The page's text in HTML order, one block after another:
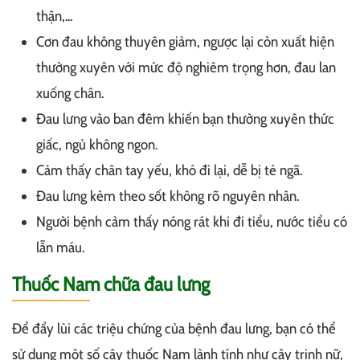
thận,...
Cơn đau không thuyên giảm, ngược lại còn xuất hiện
thường xuyên với mức độ nghiêm trọng hơn, đau lan
xuống chân.
Đau lưng vào ban đêm khiến bạn thường xuyên thức
giấc, ngủ không ngon.
Cảm thấy chân tay yếu, khó đi lại, dễ bị té ngã.
Đau lưng kèm theo sốt không rõ nguyên nhân.
Người bệnh cảm thấy nóng rát khi đi tiểu, nước tiểu có
lẫn máu.
Thuốc Nam chữa đau lưng
Để đẩy lùi các triệu chứng của bệnh đau lưng, bạn có thể
sử dụng một số cây thuốc Nam lành tính như cây trinh nữ,